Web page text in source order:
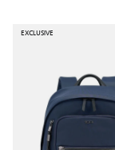
EXCLUSIVE